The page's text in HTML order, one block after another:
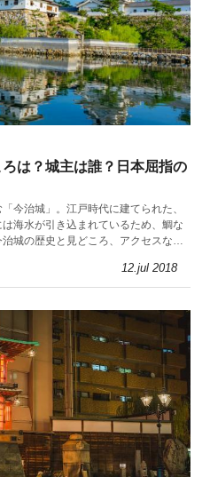
ろは？城主は誰？日本屈指の
今治城」。江戸時代に建てられた、
海水が引き込まれているため、鯛な
城の歴史と見どころ、アクセスなど
12.jul 2018